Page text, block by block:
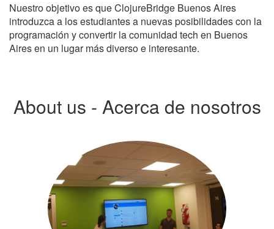
Nuestro objetivo es que ClojureBridge Buenos Aires
introduzca a los estudiantes a nuevas posibilidades con la
programación y convertir la comunidad tech en Buenos
Aires en un lugar más diverso e interesante.
About us - Acerca de nosotros